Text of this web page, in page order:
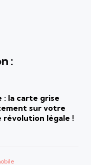
:
la carte grise
sur votre
révolution légale !